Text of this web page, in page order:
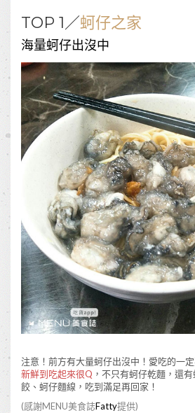
TOP 1／蚵仔之家
海量蚵仔出沒中
注意！前方有大量蚵仔出沒中！愛吃的一定
新鮮到吃起來很Q ，不只有蚵仔乾麵，還
餃、蚵仔麵線，吃到滿足再回家！
(感謝MENU美食誌Fatty提供)